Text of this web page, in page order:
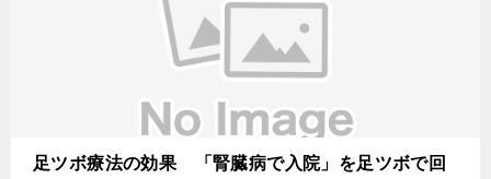
足ツボ療法の効果 「腎臓病で入院」を足ツボで回